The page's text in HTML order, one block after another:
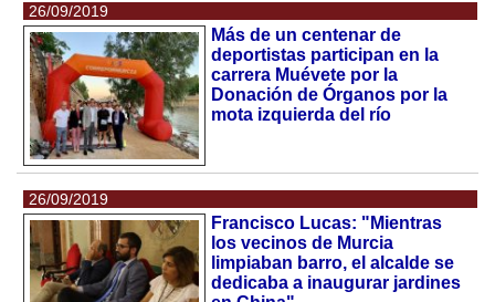
26/09/2019
Más de un centenar de
deportistas participan en la
carrera Muévete por la
Donación de Órganos por la
mota izquierda del río
26/09/2019
Francisco Lucas: "Mientras
los vecinos de Murcia
limpiaban barro, el alcalde se
dedicaba a inaugurar jardines